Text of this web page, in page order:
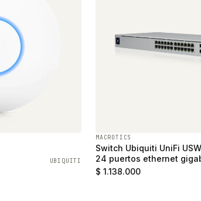
UBIQUITI
MACROTICS
Switch Ubiquiti UniFi
24 puertos ethernet
SFP
$ 1.138.000